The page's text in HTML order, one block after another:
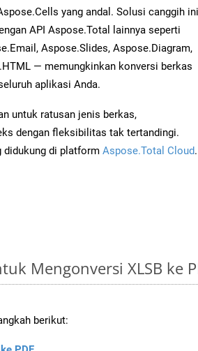
yang andal. Solusi canggih ini
API Aspose.Total lainnya seperti
Aspose.Slides, Aspose.Diagram,
— memungkinkan konversi berkas
aplikasi Anda.
untuk ratusan jenis berkas,
dengan fleksibilitas tak tertandingi.
didukung di platform Aspose.Total Cloud.
Mengonversi XLSB ke
berikut: